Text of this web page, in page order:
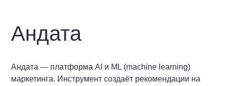
Андата
Андата — платформа AI и ML (machine learning)
маркетинга. Инструмент создаёт рекомендации на